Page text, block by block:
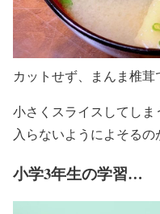
カットせず、まんま椎茸
小さくスライスしてし
入らないようによそるの
小学3年生の学習…